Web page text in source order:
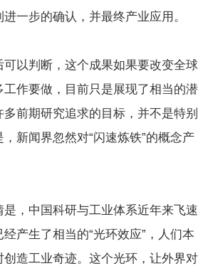
一步的确认，并最终产业应用。
以判断，这个成果如果要改变全球
作要做，目前只是展现了相当的潜
前期研究追求的目标，并不是特别
新闻界忽然对“闪速炼铁”的概念产
，中国科研与工业体系近年来飞速
产生了相当的“光环效应”，人们本
造工业奇迹。这个光环，让外界对